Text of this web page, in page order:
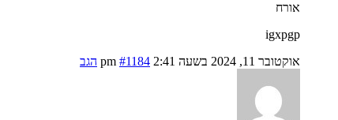
אורח
igxpgp
אוקטובר 11, 2024 בשעה 2:41 pm
#1184 הגב